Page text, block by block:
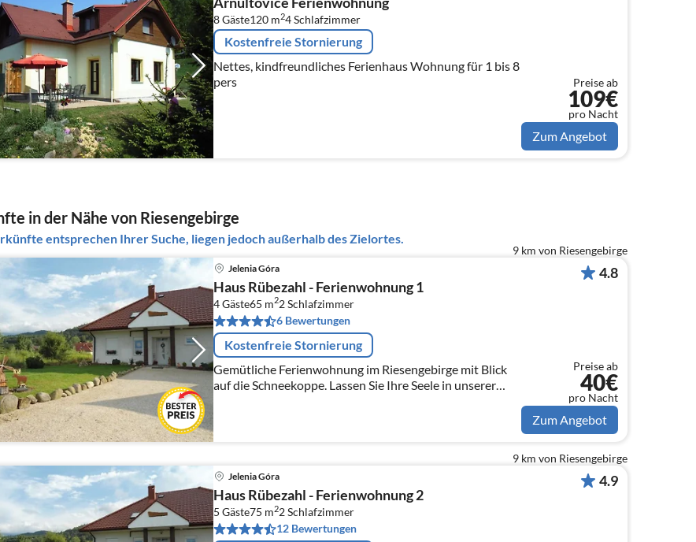
8 Gäste120 m24Schlafzimmer
Kostenfreie Stornierung
Nettes, kindfreundliches Ferienhaus Wohnung für 1 bis 8
pers
Preise ab
109€
pro Nacht
Zum Angebot
in der Nähe von Riesengebirge
entsprechen Ihrer Suche, liegen jedoch außerhalb des Zielortes.
9 km von Riesengebirge
Jelenia Góra
Haus Rübezahl - Ferienwohnung 1
4 Gäste65 m22Schlafzimmer
6 Bewertungen
Kostenfreie Stornierung
Gemütliche Ferienwohnung im Riesengebirge mit Blick
auf die Schneekoppe. Lassen Sie Ihre Seele in unserer
4.8
Preise ab
40€
pro Nacht
Zum Angebot
9 km von Riesengebirge
Jelenia Góra
Haus Rübezahl - Ferienwohnung 2
5 Gäste75 m22Schlafzimmer
12 Bewertungen
4.9